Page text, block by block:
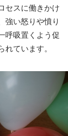
セスに働きかけ
強い怒りや憤り
呼吸置くよう促
ています。